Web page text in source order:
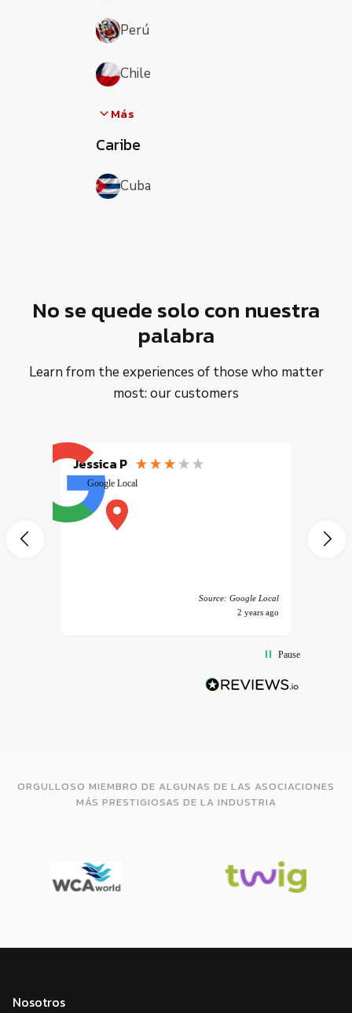
Perú
Chile
Más
Caribe
Cuba
No se quede solo con nuestra
palabra
Learn from the experiences of those who matter
most: our customers
Jessica P
Google Local
Source: Google Local
2 years ago
Pause
ORGULLOSO MIEMBRO DE ALGUNAS DE LAS ASOCIACIONES
MÁS PRESTIGIOSAS DE LA INDUSTRIA
Nosotros